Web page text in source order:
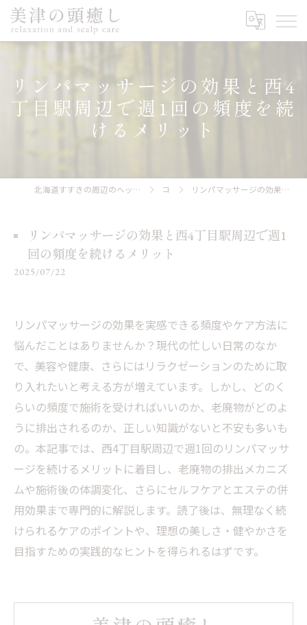
リンパマッサージの効果と西4
丁目駅周辺で週1回の頻度を続
けるメリット
北海道すすきの周辺のヘッドスパなら美津の頭癒し relaxation and scalp care コラム リンパマッサージの効果と西4丁目駅周辺で週1回の頻度を続けるメリット
リンパマッサージの効果と西4丁目駅周辺で週1
回の頻度を続けるメリット
2025/07/22
リンパマッサージの効果を実感できる頻度やケア方法に
悩んだことはありませんか？現代の忙しい日常のなか
で、美容や健康、さらにはリラクゼーションのために取
り入れたいと考える方が増えています。しかし、どのく
らいの頻度で施術を受ければいいのか、老廃物がどのよ
うに排出されるのか、正しい知識がないと不安も多いも
の。本記事では、西4丁目駅周辺で週1回のリンパマッサ
ージを続けるメリットに着目し、老廃物の排出メカニズ
ムや施術後の体調変化、さらにセルフケアとエステの併
用効果まで専門的に解説します。読了後は、無理なく続
けられるケアのポイントや、理想の美しさ・健やかさを
目指すための実践的なヒントを得られるはずです。